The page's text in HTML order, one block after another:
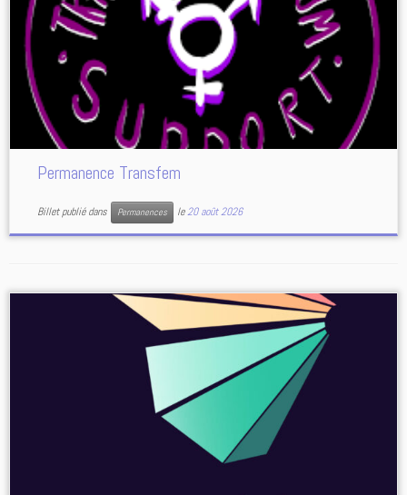
Permanence Transfem
Billet publié dans Permanences le20 août 2026